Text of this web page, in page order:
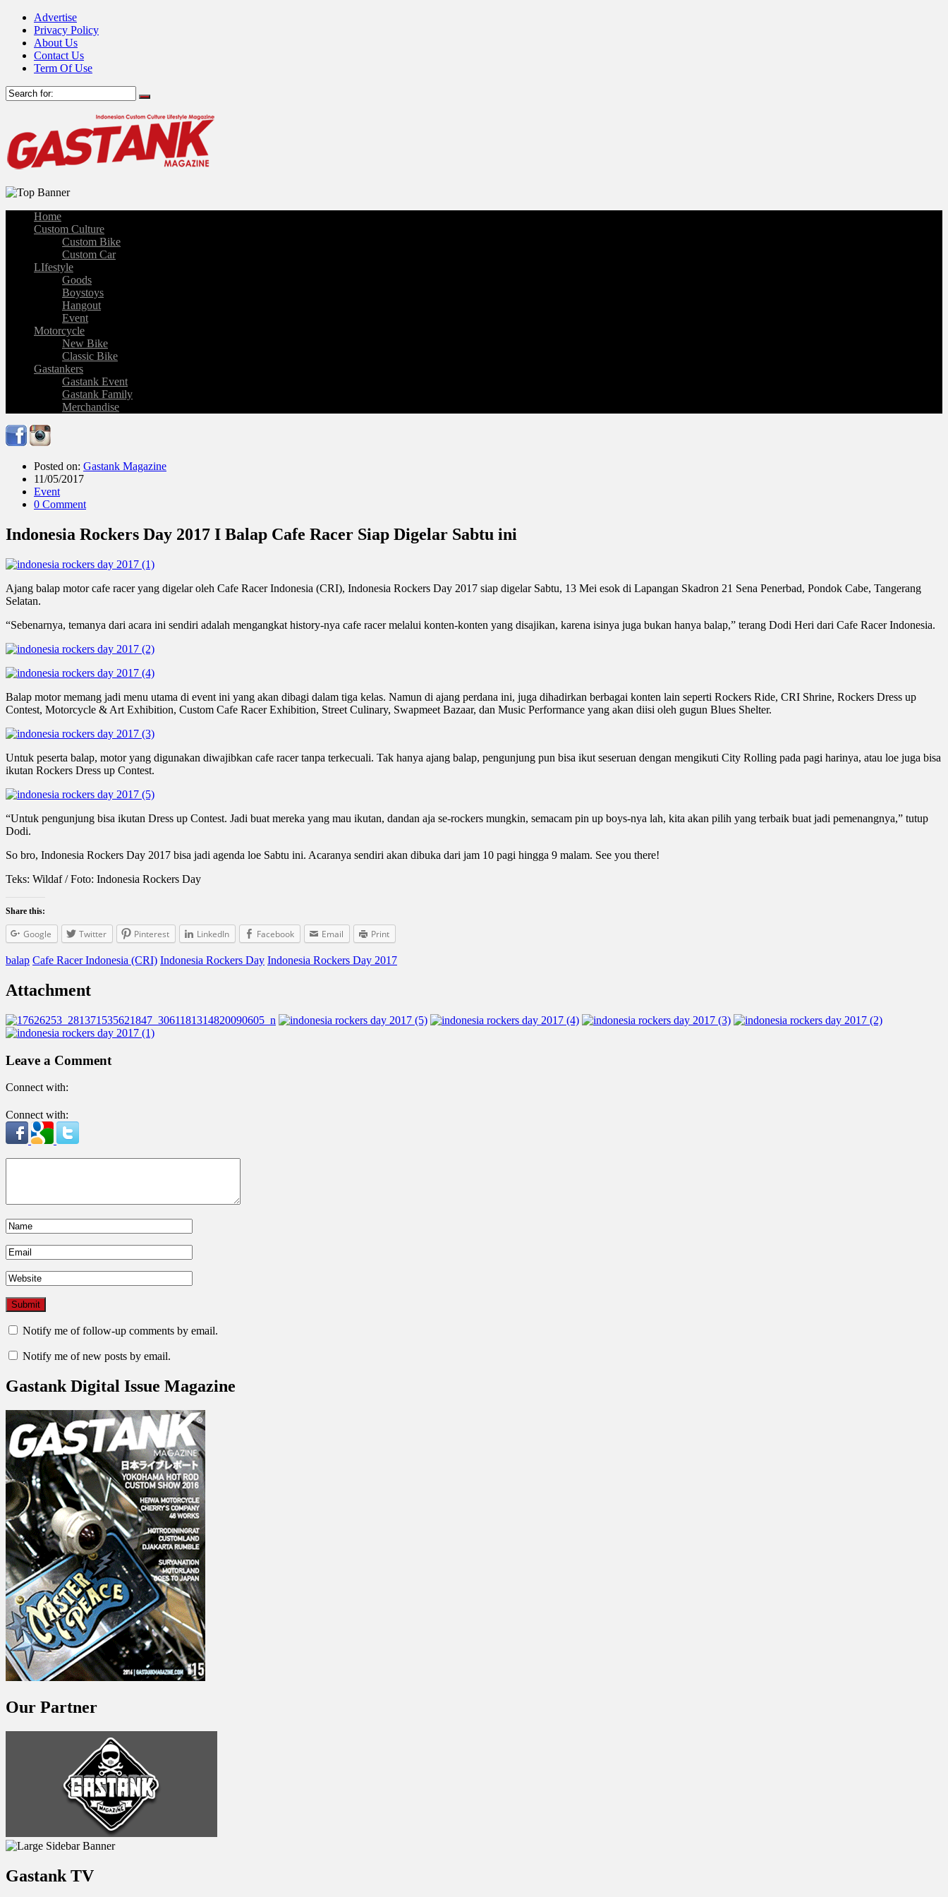
Advertise
Privacy Policy
About Us
Contact Us
Term Of Use
Home
Custom Culture
Custom Bike
Custom Car
LIfestyle
Goods
Boystoys
Hangout
Event
Motorcycle
New Bike
Classic Bike
Gastankers
Gastank Event
Gastank Family
Merchandise
Posted on: Gastank Magazine
11/05/2017
Event
0 Comment
Indonesia Rockers Day 2017 I Balap Cafe Racer Siap Digelar Sabtu ini
Ajang balap motor cafe racer yang digelar oleh Cafe Racer Indonesia (CRI), Indonesia Rockers Day 2017 siap digelar Sabtu, 13 Mei esok di Lapangan Skadron 21 Sena Penerbad, Pondok Cabe, Tangerang
Selatan.
“Sebenarnya, temanya dari acara ini sendiri adalah mengangkat history-nya cafe racer melalui konten-konten yang disajikan, karena isinya juga bukan hanya balap,” terang Dodi Heri dari Cafe Racer Indonesia.
Balap motor memang jadi menu utama di event ini yang akan dibagi dalam tiga kelas. Namun di ajang perdana ini, juga dihadirkan berbagai konten lain seperti Rockers Ride, CRI Shrine, Rockers Dress up
Contest, Motorcycle & Art Exhibition, Custom Cafe Racer Exhibition, Street Culinary, Swapmeet Bazaar, dan Music Performance yang akan diisi oleh gugun Blues Shelter.
Untuk peserta balap, motor yang digunakan diwajibkan cafe racer tanpa terkecuali. Tak hanya ajang balap, pengunjung pun bisa ikut seseruan dengan mengikuti City Rolling pada pagi harinya, atau loe juga bisa
ikutan Rockers Dress up Contest.
“Untuk pengunjung bisa ikutan Dress up Contest. Jadi buat mereka yang mau ikutan, dandan aja se-rockers mungkin, semacam pin up boys-nya lah, kita akan pilih yang terbaik buat jadi pemenangnya,” tutup
Dodi.
So bro, Indonesia Rockers Day 2017 bisa jadi agenda loe Sabtu ini. Acaranya sendiri akan dibuka dari jam 10 pagi hingga 9 malam. See you there!
Teks: Wildaf / Foto: Indonesia Rockers Day
Share this:
Google Twitter Pinterest LinkedIn Facebook Email Print
balap Cafe Racer Indonesia (CRI) Indonesia Rockers Day Indonesia Rockers Day 2017
Attachment
Leave a Comment
Connect with:
Connect with:
Notify me of follow-up comments by email.
Notify me of new posts by email.
Gastank Digital Issue Magazine
Our Partner
Gastank TV